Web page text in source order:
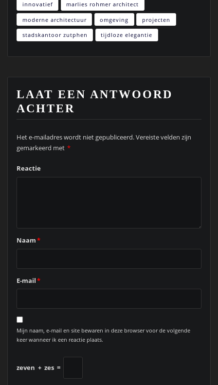
innovatief marlies rohmer architect
moderne architectuur omgeving projecten
stadskantoor zutphen tijdloze elegantie
LAAT EEN ANTWOORD
ACHTER
Het e-mailadres wordt niet gepubliceerd.Vereiste velden zijn
gemarkeerd met *
Reactie
Naam*
E-mail*
Mijn naam, e-mail en site bewaren in deze browser voor de volgende
keer wanneer ik een reactie plaats.
zeven + zes =